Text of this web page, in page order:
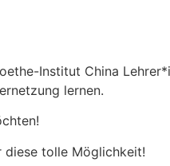
Institut China
lernen.
diese tolle Möglichkeit!